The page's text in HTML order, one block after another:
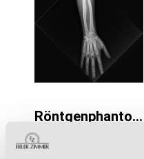
Röntgenphantom Unterarm, opak
9.495,01 €*